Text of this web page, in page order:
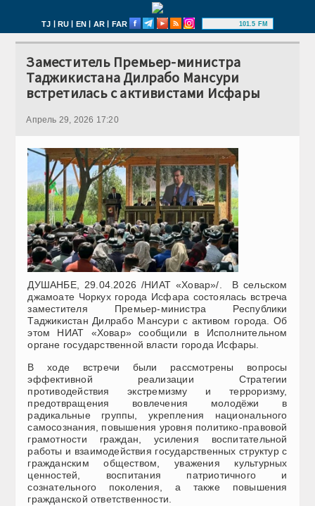
TJ | RU | EN | AR | FAR 101.5 FM
Заместитель Премьер-министра
Таджикистана Дилрабо Мансури
встретилась с активистами Исфары
Апрель 29, 2026 17:20
ДУШАНБЕ, 29.04.2026 /НИАТ «Ховар»/. В сельском
джамоате Чоркух города Исфара состоялась встреча
заместителя Премьер-министра Республики
Таджикистан Дилрабо Мансури с активом города. Об
этом НИАТ «Ховар» сообщили в Исполнительном
органе государственной власти города Исфары.
В ходе встречи были рассмотрены вопросы
эффективной реализации Стратегии
противодействия экстремизму и терроризму,
предотвращения вовлечения молодёжи в
радикальные группы, укрепления национального
самосознания, повышения уровня политико-правовой
грамотности граждан, усиления воспитательной
работы и взаимодействия государственных структур с
гражданским обществом, уважения культурных
ценностей, воспитания патриотичного и
сознательного поколения, а также повышения
гражданской ответственности.